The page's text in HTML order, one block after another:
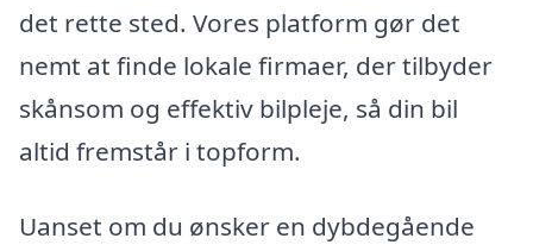
det rette sted. Vores platform gør det
nemt at finde lokale firmaer, der tilbyder
skånsom og effektiv bilpleje, så din bil
altid fremstår i topform.
Uanset om du ønsker en dybdegående